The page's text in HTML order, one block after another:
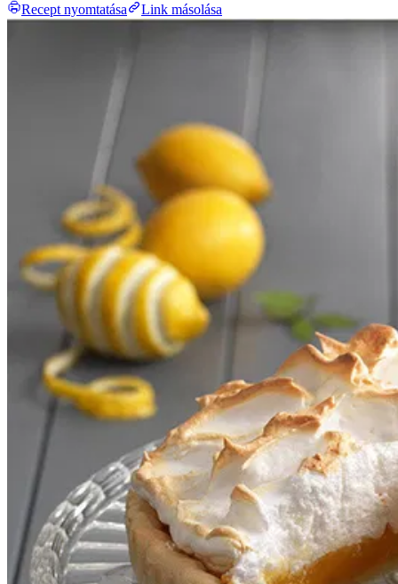
Recept nyomtatása
Link másolása